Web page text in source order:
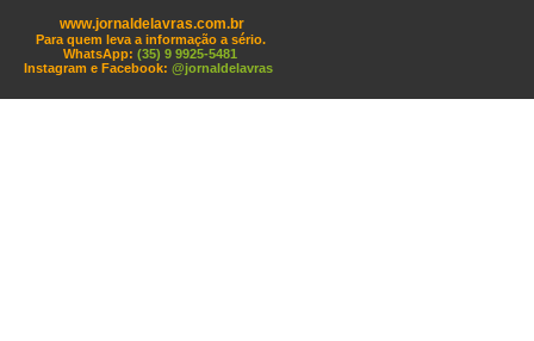
www.jornaldelavras.com.br
Para quem leva a informação a sério.
WhatsApp: (35) 9 9925-5481
Instagram e Facebook: @jornaldelavras